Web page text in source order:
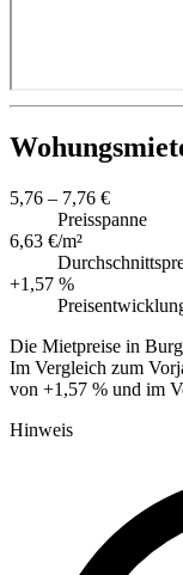
5,76 – 7,76 €
Preisspanne
6,63 €/m²
+1,57 %
Die Mietpreise in
Im Vergleich zum
von +1,57 % und im
Hinweis